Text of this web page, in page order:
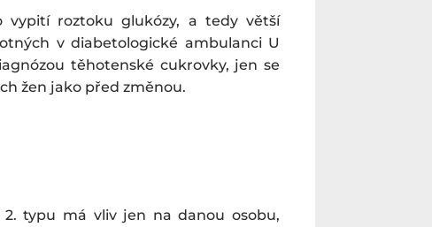
vypití roztoku glukózy, a tedy větší
v diabetologické ambulanci U
těhotenské cukrovky, jen se
žen jako před změnou.
typu má vliv jen na danou osobu,